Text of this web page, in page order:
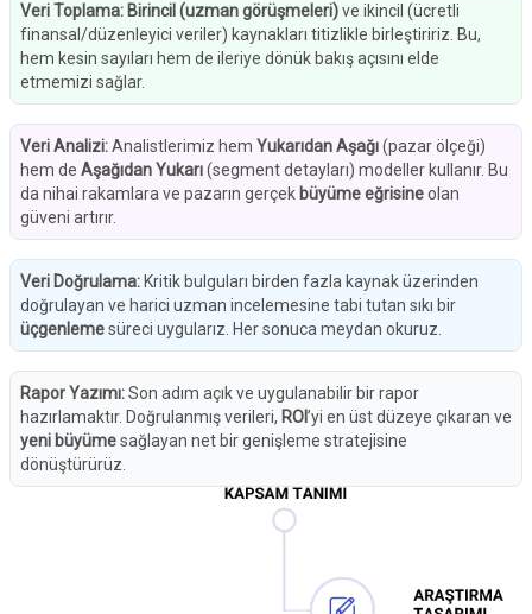
Veri Toplama: Birincil (uzman görüşmeleri)ve ikincil (ücretli
finansal/düzenleyici veriler) kaynakları titizlikle birleştiririz. Bu,
hem kesin sayıları hem de ileriye dönük bakış açısını elde
etmemizi sağlar.
Veri Analizi:Analistlerimiz hem Yukarıdan Aşağı(pazar ölçeği)
hem de Aşağıdan Yukarı(segment detayları) modeller kullanır. Bu
da nihai rakamlara ve pazarın gerçek büyüme eğrisineolan
güveni artırır.
Veri Doğrulama: Kritik bulguları birden fazla kaynak üzerinden
doğrulayan ve harici uzman incelemesine tabi tutan sıkı bir
üçgenlemesüreci uygularız. Her sonuca meydan okuruz.
Rapor Yazımı:Son adım açık ve uygulanabilir bir rapor
hazırlamaktır. Doğrulanmış verileri, ROI’yi en üst düzeye çıkaran ve
yeni büyümesağlayan net bir genişleme stratejisine
dönüştürürüz.